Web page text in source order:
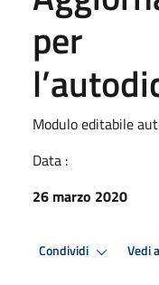
per
Modulo editabile
Data :
26 marzo 2020
Condividi Vedi